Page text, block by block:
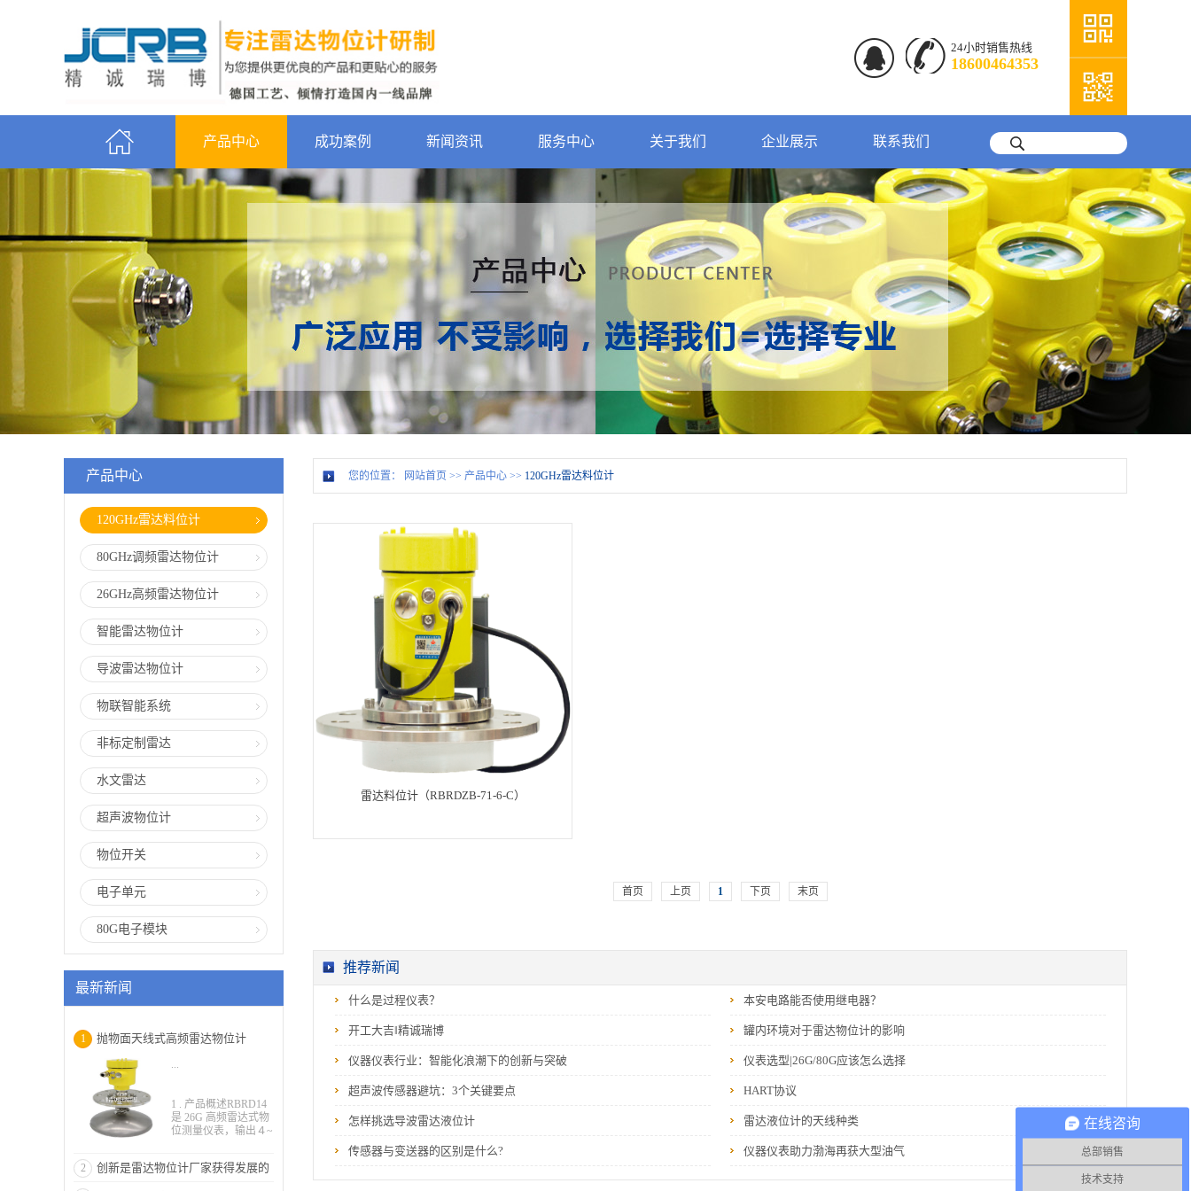
24小时销售热线
18600464353
产品中心 成功案例 新闻资讯 服务中心 关于我们 企业展示 联系我们
产品中心
120GHz雷达料位计
80GHz调频雷达物位计
26GHz高频雷达物位计
智能雷达物位计
导波雷达物位计
物联智能系统
非标定制雷达
水文雷达
超声波物位计
物位开关
电子单元
80G电子模块
最新新闻
1 抛物面天线式高频雷达物位计
...
1 . 产品概述RBRD14
是 26G 高频雷达式物
位测量仪表，输出４~
米。天线被进一步优
2 创新是雷达物位计厂家获得发展的
您的位置： 网站首页 >> 产品中心 >> 120GHz雷达料位计
雷达料位计（RBRDZB-71-6-C）
首页 上页 1 下页 末页
推荐新闻
什么是过程仪表？ 本安电路能否使用继电器？
开工大吉‖精诚瑞博 罐内环境对于雷达物位计的影响
仪器仪表行业：智能化浪潮下的创新与突破 仪表选型|26G/80G应该怎么选择
超声波传感器避坑：3个关键要点 HART协议
怎样挑选导波雷达液位计 雷达液位计的天线种类
传感器与变送器的区别是什么? 仪器仪表助力渤海再获大型油气
在线咨询
总部销售
技术支持